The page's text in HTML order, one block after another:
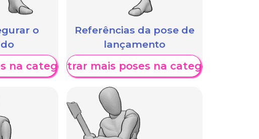
o
na categoria
Referências da pose de
lançamento
Mostrar mais poses na categoria